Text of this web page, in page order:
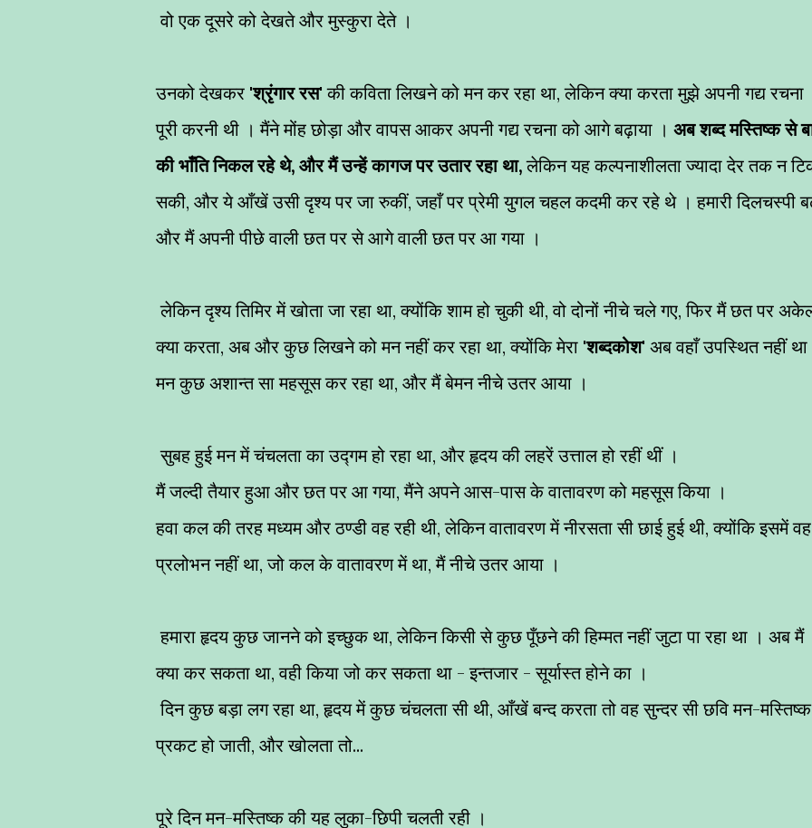
वो एक दूसरे को देखते और मुस्कुरा देते ।
उनको देखकर 'श्रृंगार रस' की कविता लिखने को मन कर रहा था, लेकिन क्या करता मुझे अपनी गद्य रचना
पूरी करनी थी । मैंने मोंह छोड़ा और वापस आकर अपनी गद्य रचना को आगे बढ़ाया । अब शब्द मस्तिष्क से
की भाँति निकल रहे थे, और मैं उन्हें कागज पर उतार रहा था,लेकिन यह कल्पनाशीलता ज्यादा देर तक न
सकी, और ये आँखें उसी दृश्य पर जा रुकीं, जहाँ पर प्रेमी युगल चहल कदमी कर रहे थे । हमारी दिलचस्पी
और मैं अपनी पीछे वाली छत पर से आगे वाली छत पर आ गया ।
लेकिन दृश्य तिमिर में खोता जा रहा था, क्योंकि शाम हो चुकी थी, वो दोनों नीचे चले गए, फिर मैं छत पर
क्या करता, अब और कुछ लिखने को मन नहीं कर रहा था, क्योंकि मेरा 'शब्दकोश' अब वहाँ उपस्थित नहीं
मन कुछ अशान्त सा महसूस कर रहा था, और मैं बेमन नीचे उतर आया ।
सुबह हुई मन में चंचलता का उद्गम हो रहा था, और हृदय की लहरें उत्ताल हो रहीं थीं ।
मैं जल्दी तैयार हुआ और छत पर आ गया, मैंने अपने आस-पास के वातावरण को महसूस किया ।
हवा कल की तरह मध्यम और ठण्डी वह रही थी, लेकिन वातावरण में नीरसता सी छाई हुई थी, क्योंकि इसमें वह
प्रलोभन नहीं था, जो कल के वातावरण में था, मैं नीचे उतर आया ।
हमारा हृदय कुछ जानने को इच्छुक था, लेकिन किसी से कुछ पूँछने की हिम्मत नहीं जुटा पा रहा था । अब मैं
क्या कर सकता था, वही किया जो कर सकता था - इन्तजार - सूर्यास्त होने का ।
दिन कुछ बड़ा लग रहा था, हृदय में कुछ चंचलता सी थी, आँखें बन्द करता तो वह सुन्दर सी छवि मन-
प्रकट हो जाती, और खोलता तो...
पूरे दिन मन-मस्तिष्क की यह लुका-छिपी चलती रही ।